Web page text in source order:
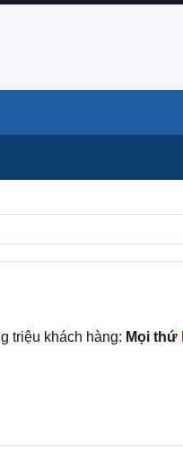
triệu khách hàng: Mọi thứ